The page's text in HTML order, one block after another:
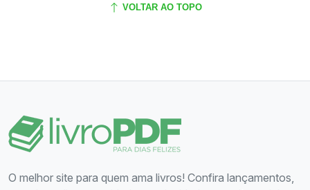
VOLTAR AO TOPO
O melhor site para quem ama livros! Confira lançamentos,